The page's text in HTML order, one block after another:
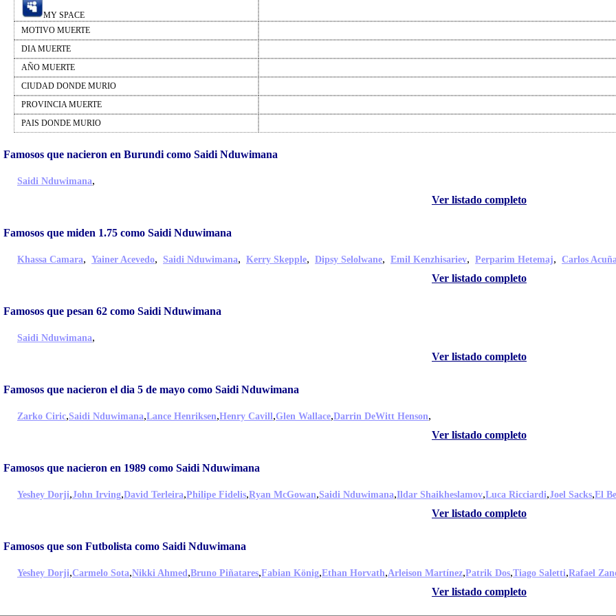
MY SPACE
MOTIVO MUERTE
DIA MUERTE
AÑO MUERTE
CIUDAD DONDE MURIO
PROVINCIA MUERTE
PAIS DONDE MURIO
Famosos que nacieron en Burundi como Saidi Nduwimana
Saidi Nduwimana,
Ver listado completo
Famosos que miden 1.75 como Saidi Nduwimana
Khassa Camara, Yainer Acevedo, Saidi Nduwimana, Kerry Skepple, Dipsy Selolwane, Emil Kenzhisariev, Perparim Hetemaj, Carlos
Ver listado completo
Famosos que pesan 62 como Saidi Nduwimana
Saidi Nduwimana,
Ver listado completo
Famosos que nacieron el dia 5 de mayo como Saidi Nduwimana
Zarko Ciric,Saidi Nduwimana,Lance Henriksen,Henry Cavill,Glen Wallace,Darrin DeWitt Henson,
Ver listado completo
Famosos que nacieron en 1989 como Saidi Nduwimana
Yeshey Dorji,John Irving,David Terleira,Philipe Fidelis,Ryan McGowan,Saidi Nduwimana,Ildar Shaikheslamov,Luca Ricciardi,Joel Sacks,El
Ver listado completo
Famosos que son Futbolista como Saidi Nduwimana
Yeshey Dorji,Carmelo Sota,Nikki Ahmed,Bruno Piñatares,Fabian König,Ethan Horvath,Arleison Martínez,Patrik Dos,Tiago Saletti,Rafael
Ver listado completo